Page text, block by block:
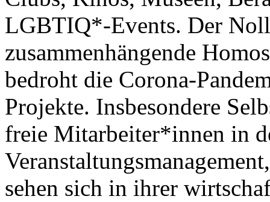
LGBTIQ*-Events. Der
zusammenhängende
bedroht die Corona-
Projekte. Insbesondere
freie Mitarbeiter*innen in
sehen sich in ihrer